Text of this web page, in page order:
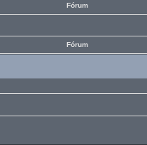
Fórum
Fórum